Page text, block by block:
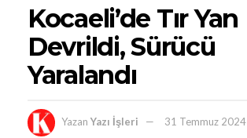
Kocaeli’de Tır Yan
Devrildi, Sürücü
Yaralandı
Yazan Yazı İşleri
31 Temmuz 2024